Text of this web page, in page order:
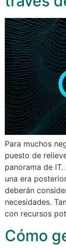
Para muchos
puesto de
panorama de
una era
deberán
necesidades.
con recursos
Cómo